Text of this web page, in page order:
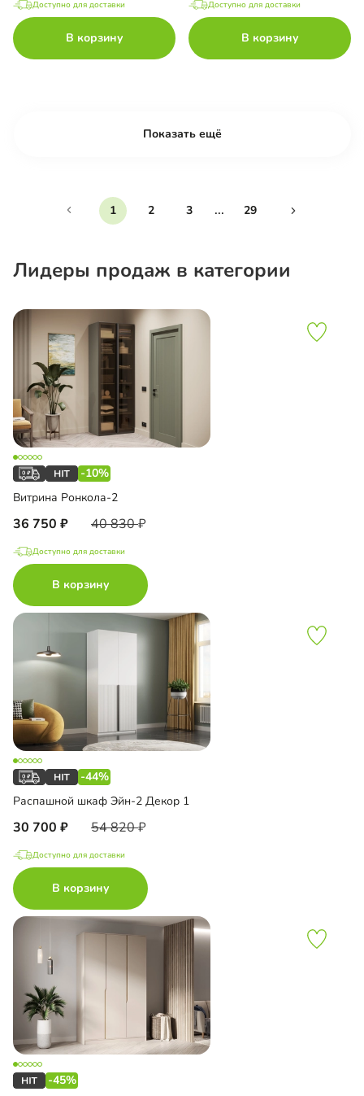
Доступно для доставки
В корзину
Доступно для доставки
В корзину
Показать ещё
1 2 3 ... 29
Лидеры продаж в категории
-10%
Витрина Ронкола-2
36 750 40 830
Доступно для доставки
В корзину
-44%
Распашной шкаф Эйн-2 Декор 1
30 700 54 820
Доступно для доставки
В корзину
-45%